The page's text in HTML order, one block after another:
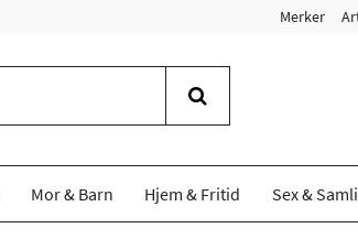
Merker
Mor & Barn Hjem & Fritid Sex &